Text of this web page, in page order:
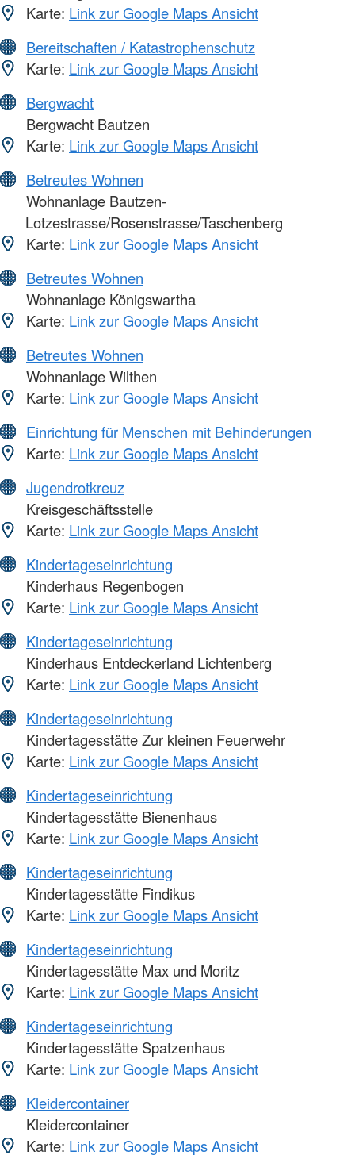
Karte: Link zur Google Maps Ansicht
Bereitschaften / Katastrophenschutz
Karte: Link zur Google Maps Ansicht
Bergwacht
Bergwacht Bautzen
Karte: Link zur Google Maps Ansicht
Betreutes Wohnen
Wohnanlage Bautzen-
Lotzestrasse/Rosenstrasse/Taschenberg
Karte: Link zur Google Maps Ansicht
Betreutes Wohnen
Wohnanlage Königswartha
Karte: Link zur Google Maps Ansicht
Betreutes Wohnen
Wohnanlage Wilthen
Karte: Link zur Google Maps Ansicht
Einrichtung für Menschen mit Behinderungen
Karte: Link zur Google Maps Ansicht
Jugendrotkreuz
Kreisgeschäftsstelle
Karte: Link zur Google Maps Ansicht
Kindertageseinrichtung
Kinderhaus Regenbogen
Karte: Link zur Google Maps Ansicht
Kindertageseinrichtung
Kinderhaus Entdeckerland Lichtenberg
Karte: Link zur Google Maps Ansicht
Kindertageseinrichtung
Kindertagesstätte Zur kleinen Feuerwehr
Karte: Link zur Google Maps Ansicht
Kindertageseinrichtung
Kindertagesstätte Bienenhaus
Karte: Link zur Google Maps Ansicht
Kindertageseinrichtung
Kindertagesstätte Findikus
Karte: Link zur Google Maps Ansicht
Kindertageseinrichtung
Kindertagesstätte Max und Moritz
Karte: Link zur Google Maps Ansicht
Kindertageseinrichtung
Kindertagesstätte Spatzenhaus
Karte: Link zur Google Maps Ansicht
Kleidercontainer
Kleidercontainer
Karte: Link zur Google Maps Ansicht